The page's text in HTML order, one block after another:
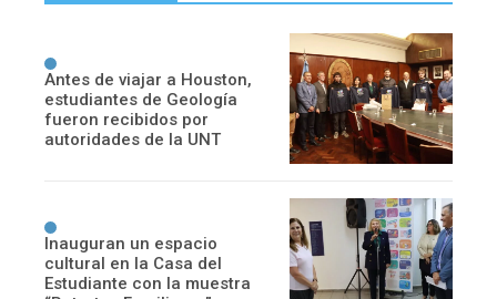
Antes de viajar a Houston,
estudiantes de Geología
fueron recibidos por
autoridades de la UNT
Inauguran un espacio
cultural en la Casa del
Estudiante con la muestra